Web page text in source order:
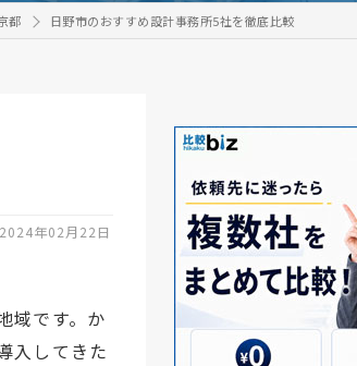
都 日野市のおすすめ設計事務所5社を徹底比較
年02月22日
域です。か
入してきた